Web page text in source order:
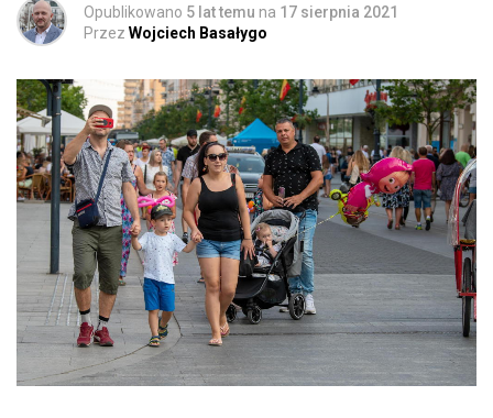
Opublikowano 5 lat temu na 17 sierpnia 2021
Przez Wojciech Basałygo